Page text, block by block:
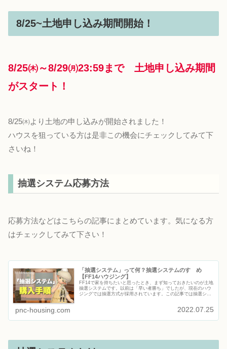
8/25~土地申し込み期間開始！
8/25㈭～8/29㈪23:59まで 土地申し込み期間
がスタート！
8/25㈭より土地の申し込みが開始されました！
ハウスを狙っている方は是非この機会にチェックしてみて下
さいね！
抽選システム応募方法
応募方法などはこちらの記事にまとめています。気になる方
はチェックしてみて下さい！
「抽選システム」って何？抽選システムのすゝめ
【FF14ハウジング】
FF14で家を持ちたいと思ったとき、まず知っておきたいのが土地
抽選システムです。以前は「早い者勝ち」でしたが、現在のハウ
ジングでは抽選方式が採用されています。この記事では抽選シス
pnc-housing.com 2022.07.25